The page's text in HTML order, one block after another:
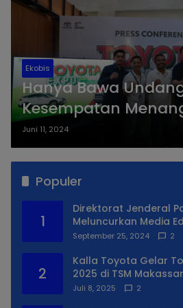
Ekobis
Hanya Bawa
Kesempatan
Toyota Hilux Rangga
Toyota Expo
Juni 11, 2024
Populer
1
Direktorat Jenderal
Meluncurkan Media
Simulator Coretax
September 25, 2024 2
2
Kalla Toyota Gelar
2025 di TSM
Spesial
Juli 8, 2025 2